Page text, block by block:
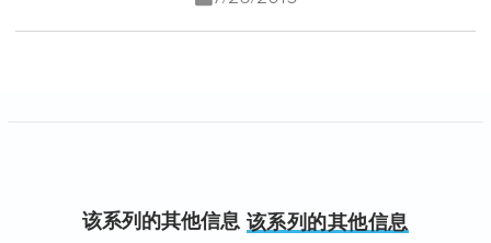
该系列的其他信息该系列的其他信息